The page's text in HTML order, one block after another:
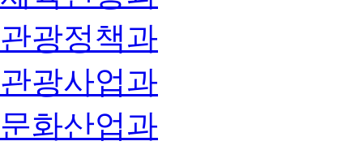
관광정책과
관광사업과
문화산업과